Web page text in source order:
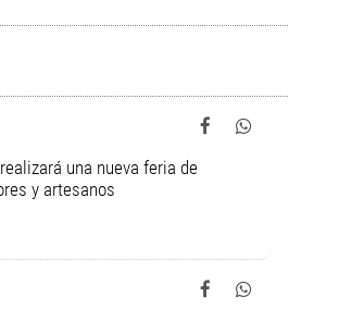
una nueva feria de
y artesanos